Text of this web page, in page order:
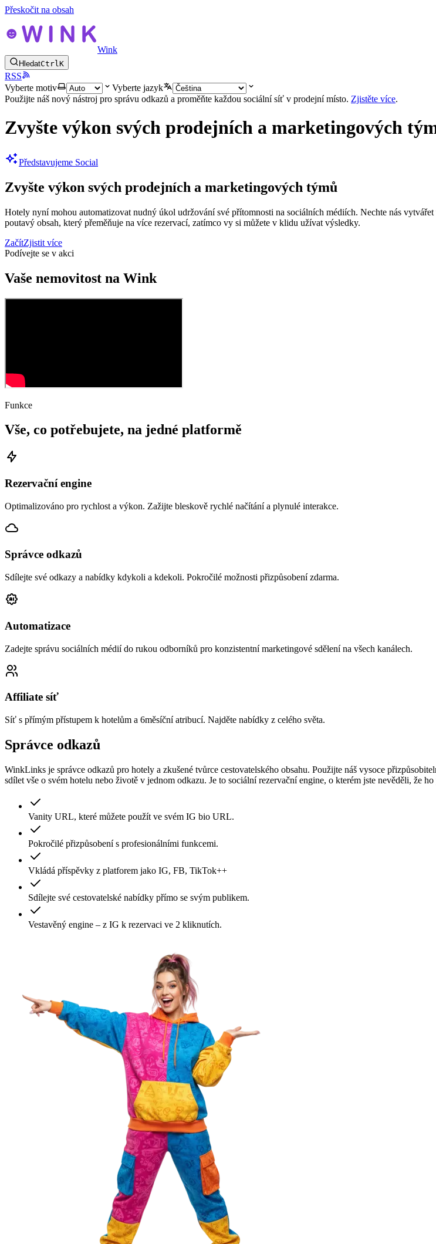
Přeskočit na obsah
Wink
HledatCtrlK
RSS
Vyberte motiv
Vyberte jazyk
Použijte náš nový nástroj pro správu odkazů a proměňte každou sociální síť v prodejní místo. Zjistěte více.
Zvyšte výkon svých prodejních a marketingových
Představujeme Social
Zvyšte výkon svých prodejních a marketingových týmů
Hotely nyní mohou automatizovat nudný úkol udržování své přítomnosti na sociálních médiích. Nechte nás
poutavý obsah, který přeměňuje na více rezervací, zatímco vy si můžete v klidu užívat výsledky.
ZačítZjistit více
Podívejte se v akci
Vaše nemovitost na Wink
Funkce
Vše, co potřebujete, na jedné platformě
Rezervační engine
Optimalizováno pro rychlost a výkon. Zažijte bleskově rychlé načítání a plynulé interakce.
Správce odkazů
Sdílejte své odkazy a nabídky kdykoli a kdekoli. Pokročilé možnosti přizpůsobení zdarma.
Automatizace
Zadejte správu sociálních médií do rukou odborníků pro konzistentní marketingové sdělení na všech kanálech.
Affiliate síť
Síť s přímým přístupem k hotelům a 6měsíční atribucí. Najděte nabídky z celého světa.
Správce odkazů
WinkLinks je správce odkazů pro hotely a zkušené tvůrce cestovatelského obsahu. Použijte náš vysoce
sdílet vše o svém hotelu nebo životě v jednom odkazu. Je to sociální rezervační engine, o kterém jste nevěděli, že ho
Vanity URL, které můžete použít ve svém IG bio URL.
Pokročilé přizpůsobení s profesionálními funkcemi.
Vkládá příspěvky z platforem jako IG, FB, TikTok++
Sdílejte své cestovatelské nabídky přímo se svým publikem.
Vestavěný engine – z IG k rezervaci ve 2 kliknutích.